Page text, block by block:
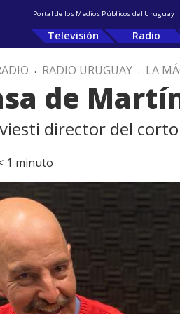
Portal de los Medios Públicos del Uruguay
Televisión Radio
. RADIO URUGUAY . LA
de
director del corto
1 minuto